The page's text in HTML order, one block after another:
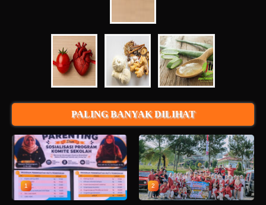
PALING BANYAK DILIHAT
1 2